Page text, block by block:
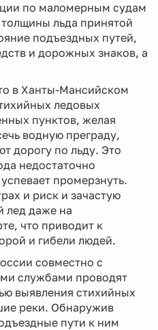
по маломерным судам
льда принятой
подъездных путей,
и дорожных знаков, а
в Ханты-Мансийском
ледовых
пунктов, желая
водную преграду,
дорогу по льду. Это
недостаточно
промерзнуть.
и риск и зачастую
лед даже на
что приводит к
и гибели людей.
совместно с
службами проводят
выявления стихийных
реки. Обнаружив
пути к ним